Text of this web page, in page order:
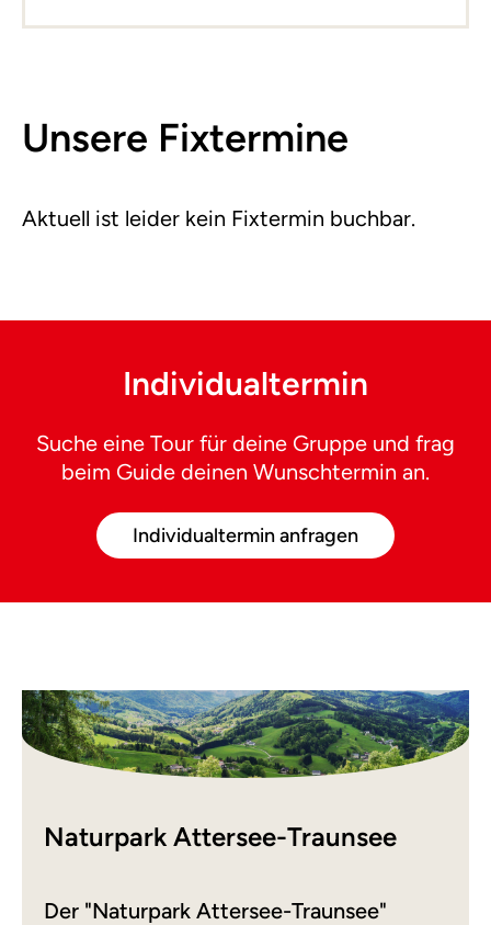
Unsere Fixtermine
Aktuell ist leider kein Fixtermin buchbar.
Individualtermin
Suche eine Tour für deine Gruppe und frag
beim Guide deinen Wunschtermin an.
Individualtermin anfragen
Naturpark Attersee-Traunsee
Der "Naturpark Attersee-Traunsee"